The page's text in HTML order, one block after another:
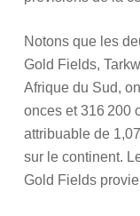
Notons que les
Gold Fields,
Afrique du Sud,
onces et 316 200
attribuable de
sur le continent.
Gold Fields